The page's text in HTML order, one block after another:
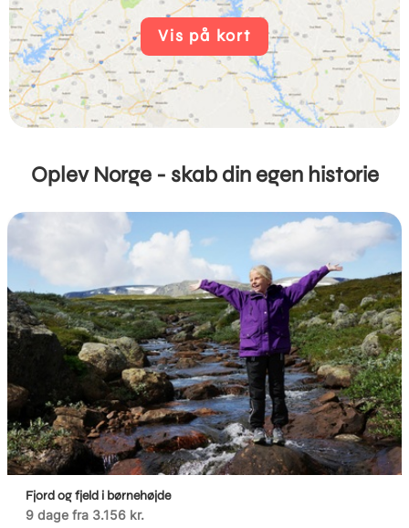
Vis på kort
Oplev Norge - skab din egen historie
Fjord og fjeld i børnehøjde
9 dage fra 3.156 kr.